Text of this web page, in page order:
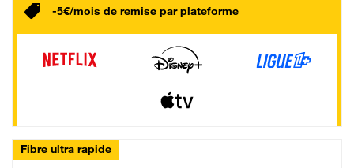
-5€/mois de remise par plateforme
Fibre ultra rapide